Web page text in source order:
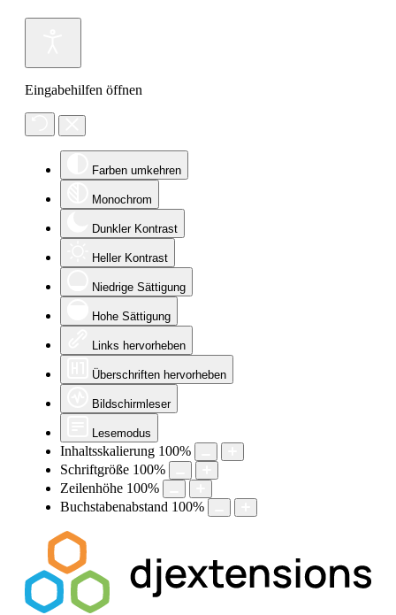
Eingabehilfen öffnen
Farben umkehren
Monochrom
Dunkler Kontrast
Heller Kontrast
Niedrige Sättigung
Hohe Sättigung
Links hervorheben
Überschriften hervorheben
Bildschirmleser
Lesemodus
Inhaltsskalierung 100%
Schriftgröße 100%
Zeilenhöhe 100%
Buchstabenabstand 100%